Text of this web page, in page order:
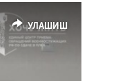
УЛАШИШ